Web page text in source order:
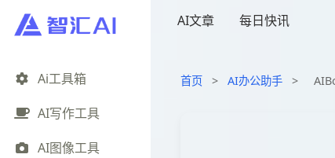
Ai工具箱
AI写作工具
AI图像工具
AI文章 每日快讯
首页 > AI办公助手 >